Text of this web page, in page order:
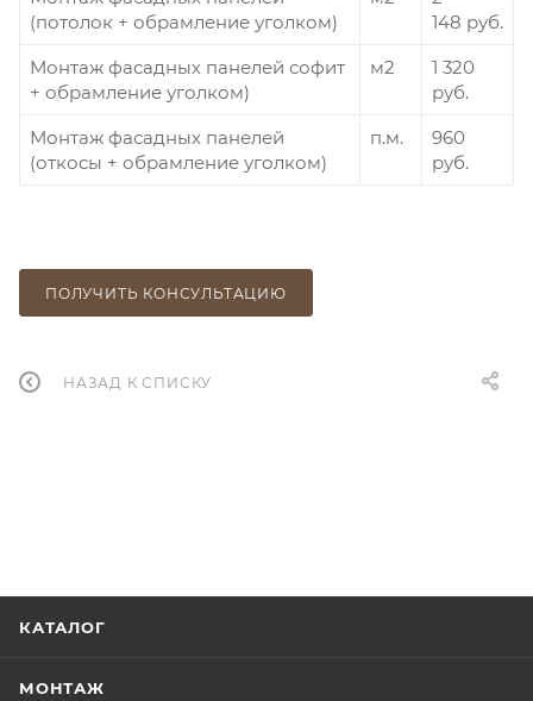
(потолок + обрамление уголком)
148 руб.
Монтаж фасадных панелей софит
+ обрамление уголком)
м2
1 320
руб.
Монтаж фасадных панелей
(откосы + обрамление уголком)
п.м.
960
руб.
ПОЛУЧИТЬ КОНСУЛЬТАЦИЮ
НАЗАД К СПИСКУ
КАТАЛОГ
МОНТАЖ